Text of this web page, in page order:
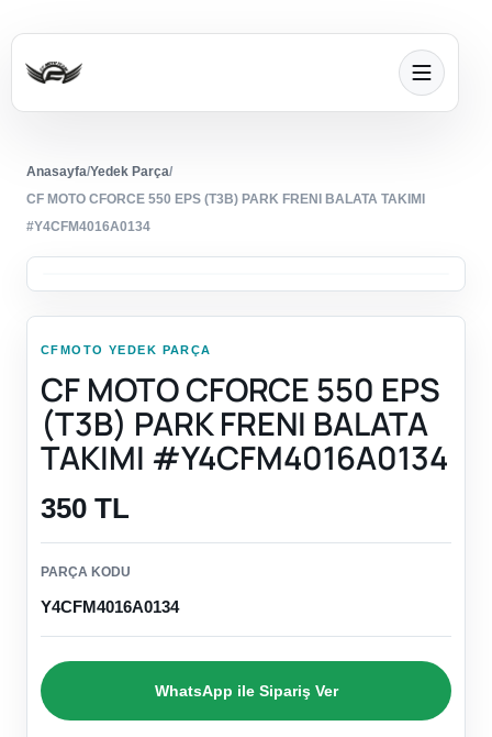
Anasayfa/Yedek Parça/
CF MOTO CFORCE 550 EPS (T3B) PARK FRENI BALATA TAKIMI
#Y4CFM4016A0134
CFMOTO YEDEK PARÇA
CF MOTO CFORCE 550 EPS
(T3B) PARK FRENI BALATA
TAKIMI #Y4CFM4016A0134
350 TL
PARÇA KODU
Y4CFM4016A0134
WhatsApp ile Sipariş Ver